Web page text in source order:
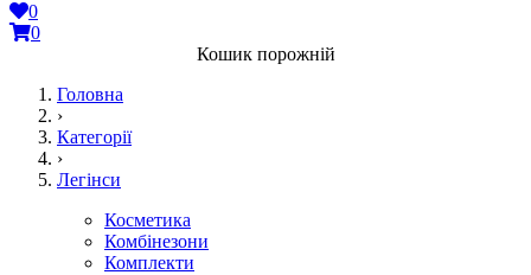
0
0
Кошик порожній
Головна
›
Категорії
›
Легінси
Косметика
Комбінезони
Комплекти